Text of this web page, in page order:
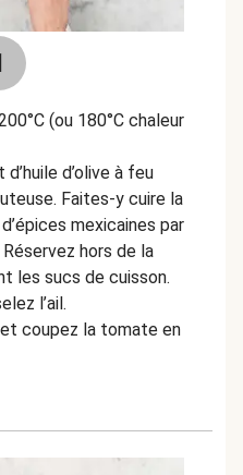
(ou 180°C chaleur
d’olive à feu
Faites-y cuire la
mexicaines par
hors de la
les sucs de cuisson.
l’ail.
et coupez la tomate en